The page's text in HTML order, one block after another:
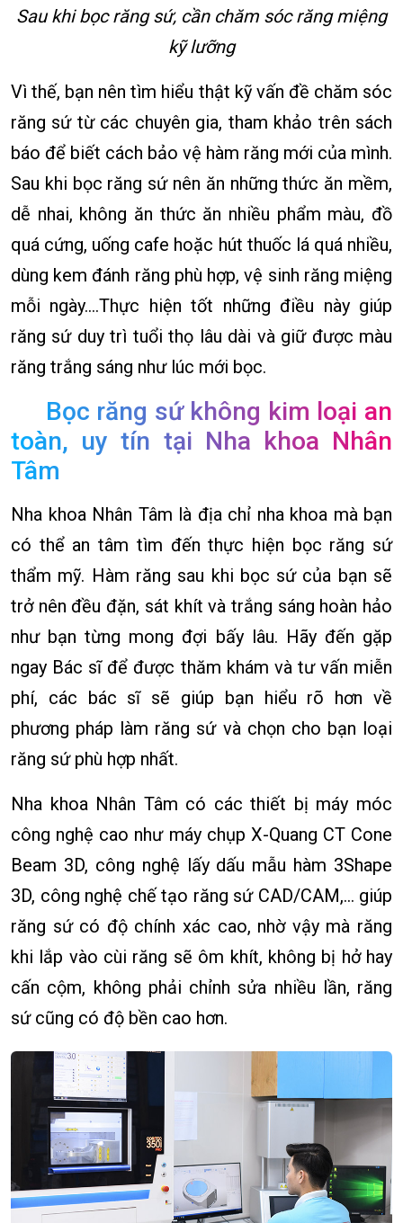
Sau khi bọc răng sứ, cần chăm sóc răng miệng
kỹ lưỡng
Vì thế, bạn nên tìm hiểu thật kỹ vấn đề chăm sóc
răng sứ từ các chuyên gia, tham khảo trên sách
báo để biết cách bảo vệ hàm răng mới của mình.
Sau khi bọc răng sứ nên ăn những thức ăn mềm,
dễ nhai, không ăn thức ăn nhiều phẩm màu, đồ
quá cứng, uống cafe hoặc hút thuốc lá quá nhiều,
dùng kem đánh răng phù hợp, vệ sinh răng miệng
mỗi ngày….Thực hiện tốt những điều này giúp
răng sứ duy trì tuổi thọ lâu dài và giữ được màu
răng trắng sáng như lúc mới bọc.
Bọc răng sứ không kim loại an
toàn, uy tín tại Nha khoa Nhân
Tâm
Nha khoa Nhân Tâm là địa chỉ nha khoa mà bạn
có thể an tâm tìm đến thực hiện bọc răng sứ
thẩm mỹ. Hàm răng sau khi bọc sứ của bạn sẽ
trở nên đều đặn, sát khít và trắng sáng hoàn hảo
như bạn từng mong đợi bấy lâu. Hãy đến gặp
ngay Bác sĩ để được thăm khám và tư vấn miễn
phí, các bác sĩ sẽ giúp bạn hiểu rõ hơn về
phương pháp làm răng sứ và chọn cho bạn loại
răng sứ phù hợp nhất.
Nha khoa Nhân Tâm có các thiết bị máy móc
công nghệ cao như máy chụp X-Quang CT Cone
Beam 3D, công nghệ lấy dấu mẫu hàm 3Shape
3D, công nghệ chế tạo răng sứ CAD/CAM,… giúp
răng sứ có độ chính xác cao, nhờ vậy mà răng
khi lắp vào cùi răng sẽ ôm khít, không bị hở hay
cấn cộm, không phải chỉnh sửa nhiều lần, răng
sứ cũng có độ bền cao hơn.